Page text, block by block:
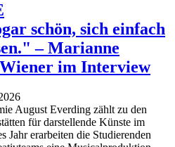
schön, sich einfach
– Marianne
im Interview
August Everding zählt zu den
für darstellende Künste im
Jahr erarbeiten die Studierenden